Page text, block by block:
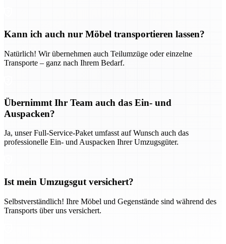
Kann ich auch nur Möbel transportieren lassen?
Natürlich! Wir übernehmen auch Teilumzüge oder einzelne
Transporte – ganz nach Ihrem Bedarf.
Übernimmt Ihr Team auch das Ein- und
Auspacken?
Ja, unser Full-Service-Paket umfasst auf Wunsch auch das
professionelle Ein- und Auspacken Ihrer Umzugsgüter.
Ist mein Umzugsgut versichert?
Selbstverständlich! Ihre Möbel und Gegenstände sind während des
Transports über uns versichert.